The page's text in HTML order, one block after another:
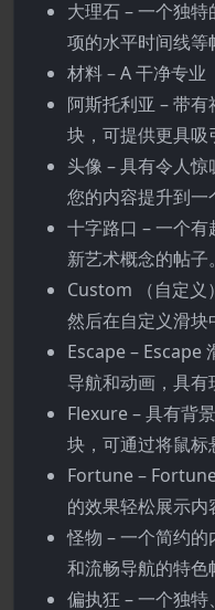
大理石 – 一个独
项的水平时间线等
材料 – A 干净专业
阿斯托利亚 – 带
块，可提供更具吸
头像 – 具有令人
您的内容提升到一
十字路口 – 一个
新艺术概念的帖子。
Custom （自定义
然后在自定义滑块
Escape – Escape
导航和动画，具有
Flexure – 具有背
块，可通过将鼠标
Fortune –
的效果轻松展示内
怪物 – 一个简约
和流畅导航的特色
偏执狂 – 一个独